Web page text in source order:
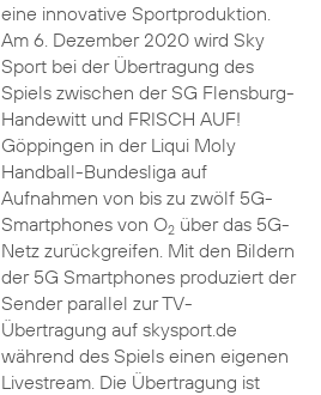
eine innovative Sportproduktion.
Am 6. Dezember 2020 wird Sky
Sport bei der Übertragung des
Spiels zwischen der SG Flensburg-
Handewitt und FRISCH AUF!
Göppingen in der Liqui Moly
Handball-Bundesliga auf
Aufnahmen von bis zu zwölf 5G-
Smartphones von O2über das 5G-
Netz zurückgreifen. Mit den Bildern
der 5G Smartphones produziert der
Sender parallel zur TV-
Übertragung auf skysport.de
während des Spiels einen eigenen
Livestream. Die Übertragung ist